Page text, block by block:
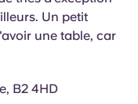
Un petit
une table, car
B2 4HD